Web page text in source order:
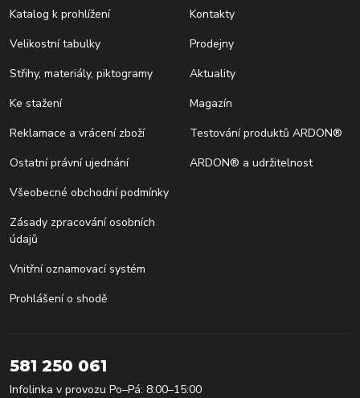
Katalog k prohlížení
Velikostní tabulky
Střihy, materiály, piktogramy
Ke stažení
Reklamace a vrácení zboží
Ostatní právní ujednání
Všeobecné obchodní podmínky
Zásady zpracování osobních
údajů
Vnitřní oznamovací systém
Prohlášení o shodě
Kontakty
Prodejny
Aktuality
Magazín
Testování produktů ARDON®
ARDON® a udržitelnost
581 250 061
Infolinka v provozu Po–Pá: 8:00–15:00